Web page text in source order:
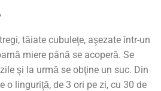
,
tăiate cubuleţe, aşezate într-un
miere până se acoperă. Se
şi la urmă se obţine un suc. Din
o linguriţă, de 3 ori pe zi, cu 30 de